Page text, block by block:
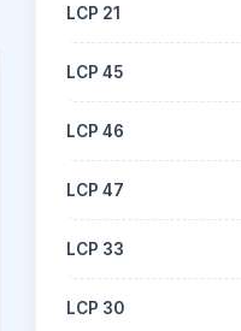
LCP 21
LCP 45
LCP 46
LCP 47
LCP 33
LCP 30